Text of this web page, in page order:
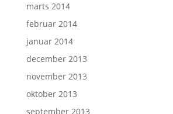
marts 2014
februar 2014
januar 2014
december 2013
november 2013
oktober 2013
september 2013